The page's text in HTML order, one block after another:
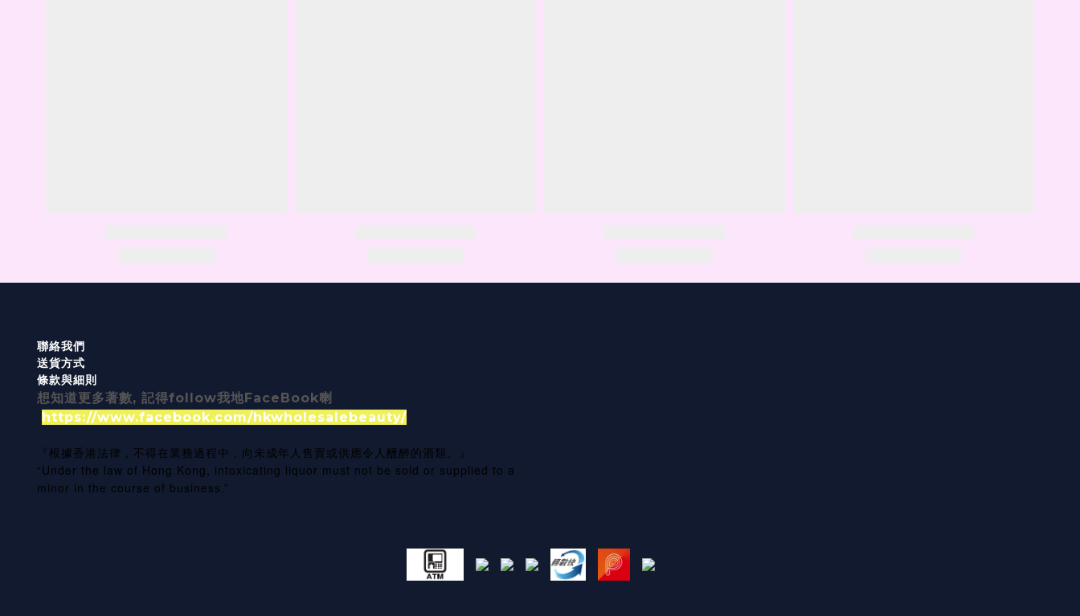
聯絡我們
送貨方式
條款與細則
想知道更多著數, 記得follow我地FaceBook喇
https://www.facebook.com/hkwholesalebeauty/
『根據香港法律，不得在業務過程中，向未成年人售賣或供應令人醺醉的酒類。』
“Under the law of Hong Kong, intoxicating liquor must not be sold or supplied to a
minor in the course of business.”